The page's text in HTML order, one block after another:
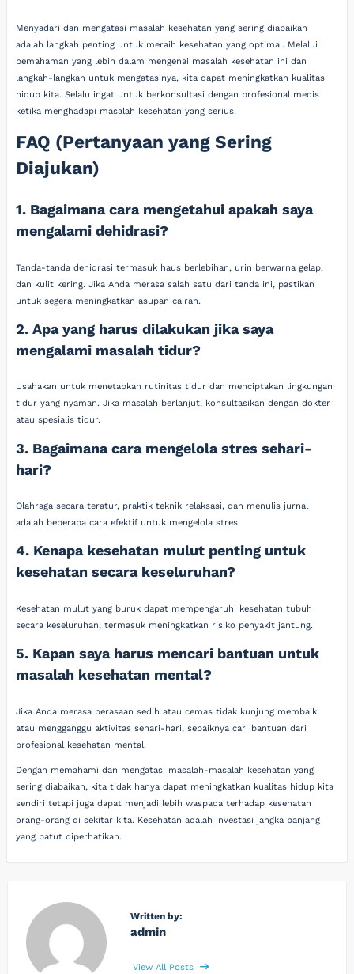
Menyadari dan mengatasi masalah kesehatan yang sering diabaikan
adalah langkah penting untuk meraih kesehatan yang optimal. Melalui
pemahaman yang lebih dalam mengenai masalah kesehatan ini dan
langkah-langkah untuk mengatasinya, kita dapat meningkatkan kualitas
hidup kita. Selalu ingat untuk berkonsultasi dengan profesional medis
ketika menghadapi masalah kesehatan yang serius.
FAQ (Pertanyaan yang Sering
Diajukan)
1. Bagaimana cara mengetahui apakah saya
mengalami dehidrasi?
Tanda-tanda dehidrasi termasuk haus berlebihan, urin berwarna gelap,
dan kulit kering. Jika Anda merasa salah satu dari tanda ini, pastikan
untuk segera meningkatkan asupan cairan.
2. Apa yang harus dilakukan jika saya
mengalami masalah tidur?
Usahakan untuk menetapkan rutinitas tidur dan menciptakan lingkungan
tidur yang nyaman. Jika masalah berlanjut, konsultasikan dengan dokter
atau spesialis tidur.
3. Bagaimana cara mengelola stres sehari-
hari?
Olahraga secara teratur, praktik teknik relaksasi, dan menulis jurnal
adalah beberapa cara efektif untuk mengelola stres.
4. Kenapa kesehatan mulut penting untuk
kesehatan secara keseluruhan?
Kesehatan mulut yang buruk dapat mempengaruhi kesehatan tubuh
secara keseluruhan, termasuk meningkatkan risiko penyakit jantung.
5. Kapan saya harus mencari bantuan untuk
masalah kesehatan mental?
Jika Anda merasa perasaan sedih atau cemas tidak kunjung membaik
atau mengganggu aktivitas sehari-hari, sebaiknya cari bantuan dari
profesional kesehatan mental.
Dengan memahami dan mengatasi masalah-masalah kesehatan yang
sering diabaikan, kita tidak hanya dapat meningkatkan kualitas hidup kita
sendiri tetapi juga dapat menjadi lebih waspada terhadap kesehatan
orang-orang di sekitar kita. Kesehatan adalah investasi jangka panjang
yang patut diperhatikan.
Written by:
admin
View All Posts